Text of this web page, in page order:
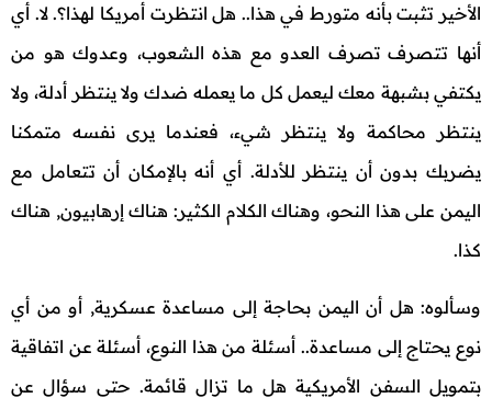
الأخير تثبت بأنه متورط في هذا.. هل انتظرت أمريكا لهذا؟. لا. أي
أنها تتصرف تصرف العدو مع هذه الشعوب، وعدوك هو من
يكتفي بشبهة معك ليعمل كل ما يعمله ضدك ولا ينتظر أدلة، ولا
ينتظر محاكمة ولا ينتظر شيء، فعندما يرى نفسه متمكنا
يضربك بدون أن ينتظر للأدلة. أي أنه بالإمكان أن تتعامل مع
اليمن على هذا النحو، وهناك الكلام الكثير: هناك إرهابيون, هناك
كذا.
وسألوه: هل أن اليمن بحاجة إلى مساعدة عسكرية, أو من أي
نوع يحتاج إلى مساعدة.. أسئلة من هذا النوع، أسئلة عن اتفاقية
بتمويل السفن الأمريكية هل ما تزال قائمة. حتى سؤال عن